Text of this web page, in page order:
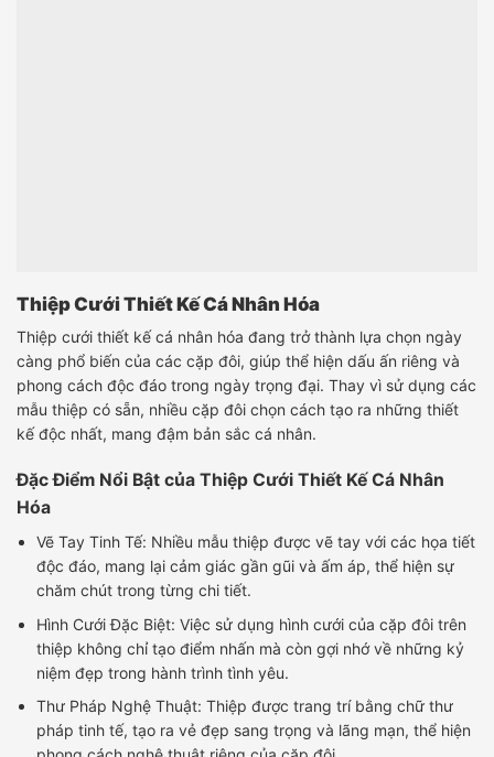
Thiệp Cưới Thiết Kế Cá Nhân Hóa
Thiệp cưới thiết kế cá nhân hóa đang trở thành lựa chọn ngày
càng phổ biến của các cặp đôi, giúp thể hiện dấu ấn riêng và
phong cách độc đáo trong ngày trọng đại. Thay vì sử dụng các
mẫu thiệp có sẵn, nhiều cặp đôi chọn cách tạo ra những thiết
kế độc nhất, mang đậm bản sắc cá nhân.
Đặc Điểm Nổi Bật của Thiệp Cưới Thiết Kế Cá Nhân
Hóa
Vẽ Tay Tinh Tế: Nhiều mẫu thiệp được vẽ tay với các họa tiết
độc đáo, mang lại cảm giác gần gũi và ấm áp, thể hiện sự
chăm chút trong từng chi tiết.
Hình Cưới Đặc Biệt: Việc sử dụng hình cưới của cặp đôi trên
thiệp không chỉ tạo điểm nhấn mà còn gợi nhớ về những kỷ
niệm đẹp trong hành trình tình yêu.
Thư Pháp Nghệ Thuật: Thiệp được trang trí bằng chữ thư
pháp tinh tế, tạo ra vẻ đẹp sang trọng và lãng mạn, thể hiện